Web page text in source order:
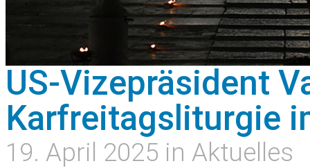
US-Vizepräsident
Karfreitagsliturgie
19. April 2025 in Aktuelles